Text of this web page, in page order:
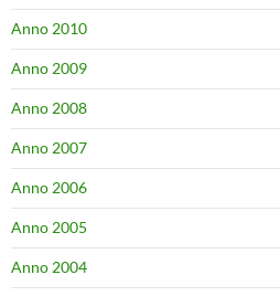
Anno 2010
Anno 2009
Anno 2008
Anno 2007
Anno 2006
Anno 2005
Anno 2004